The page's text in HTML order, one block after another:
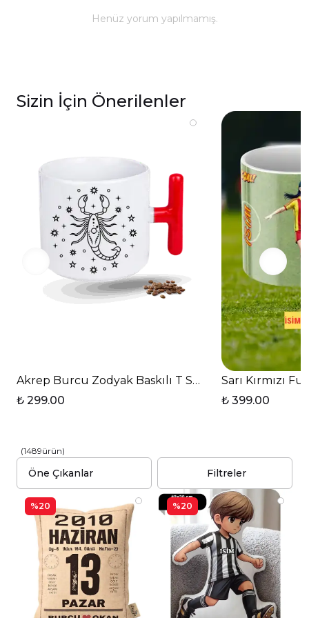
yıkanması önerilmektedir.
Henüz yorum yapılmamış.
Sizin İçin Önerilenler
Akrep Burcu Zodyak Baskılı T Saplı Porselen Kupa
₺ 299.00
Sarı Kırmızı
₺ 399.00
(1489ürün)
Filtreler
%20 %20